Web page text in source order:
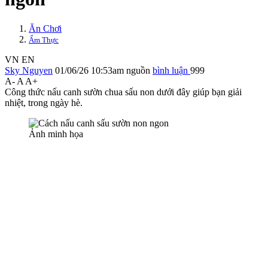
Ăn Chơi
Ẩm Thực
VN EN
Sky Nguyen 01/06/26 10:53am nguồn bình luận 999
A- A A+
Công thức nấu canh sườn chua sấu non dưới đây giúp bạn giải
nhiệt, trong ngày hè.
Ảnh minh họa